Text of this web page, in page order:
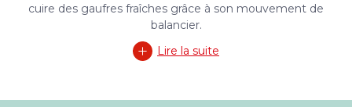
cuire des gaufres fraîches grâce à son mouvement de
balancier.
Lire la suite